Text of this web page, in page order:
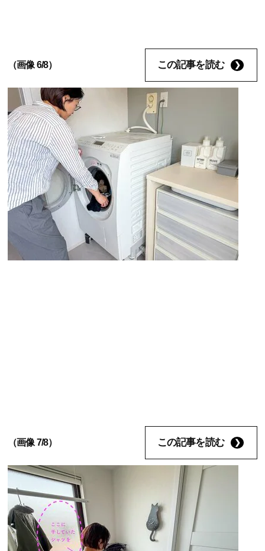
（画像 6/8） この記事を読む
（画像 7/8） この記事を読む